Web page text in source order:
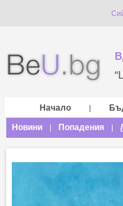
Начало |
Новини
| Попадения |